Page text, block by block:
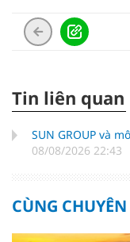
Tin liên quan
SUN GROUP và
08/08/2026 22:43
CÙNG